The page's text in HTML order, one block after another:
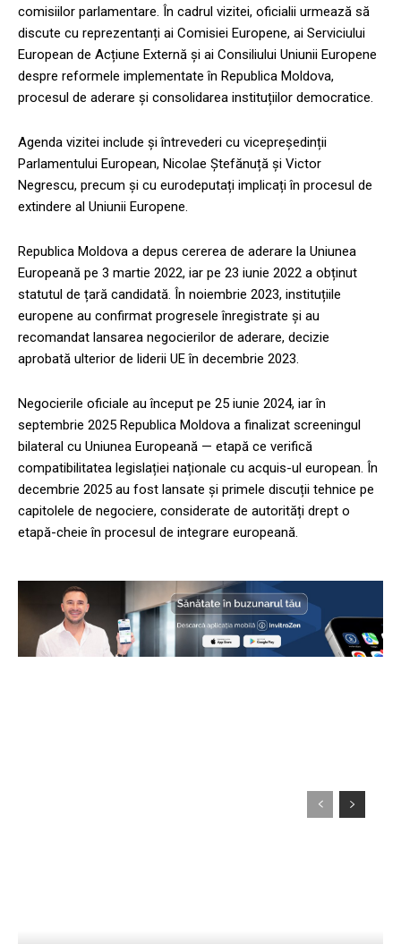
comisiilor parlamentare. În cadrul vizitei, oficialii urmează să
discute cu reprezentanți ai Comisiei Europene, ai Serviciului
European de Acțiune Externă și ai Consiliului Uniunii Europene
despre reformele implementate în Republica Moldova,
procesul de aderare și consolidarea instituțiilor democratice.
Agenda vizitei include și întrevederi cu vicepreședinții
Parlamentului European, Nicolae Ștefănuță și Victor
Negrescu, precum și cu eurodeputați implicați în procesul de
extindere al Uniunii Europene.
Republica Moldova a depus cererea de aderare la Uniunea
Europeană pe 3 martie 2022, iar pe 23 iunie 2022 a obținut
statutul de țară candidată. În noiembrie 2023, instituțiile
europene au confirmat progresele înregistrate și au
recomandat lansarea negocierilor de aderare, decizie
aprobată ulterior de liderii UE în decembrie 2023.
Negocierile oficiale au început pe 25 iunie 2024, iar în
septembrie 2025 Republica Moldova a finalizat screeningul
bilateral cu Uniunea Europeană — etapă ce verifică
compatibilitatea legislației naționale cu acquis-ul european. În
decembrie 2025 au fost lansate și primele discuții tehnice pe
capitolele de negociere, considerate de autorități drept o
etapă-cheie în procesul de integrare europeană.